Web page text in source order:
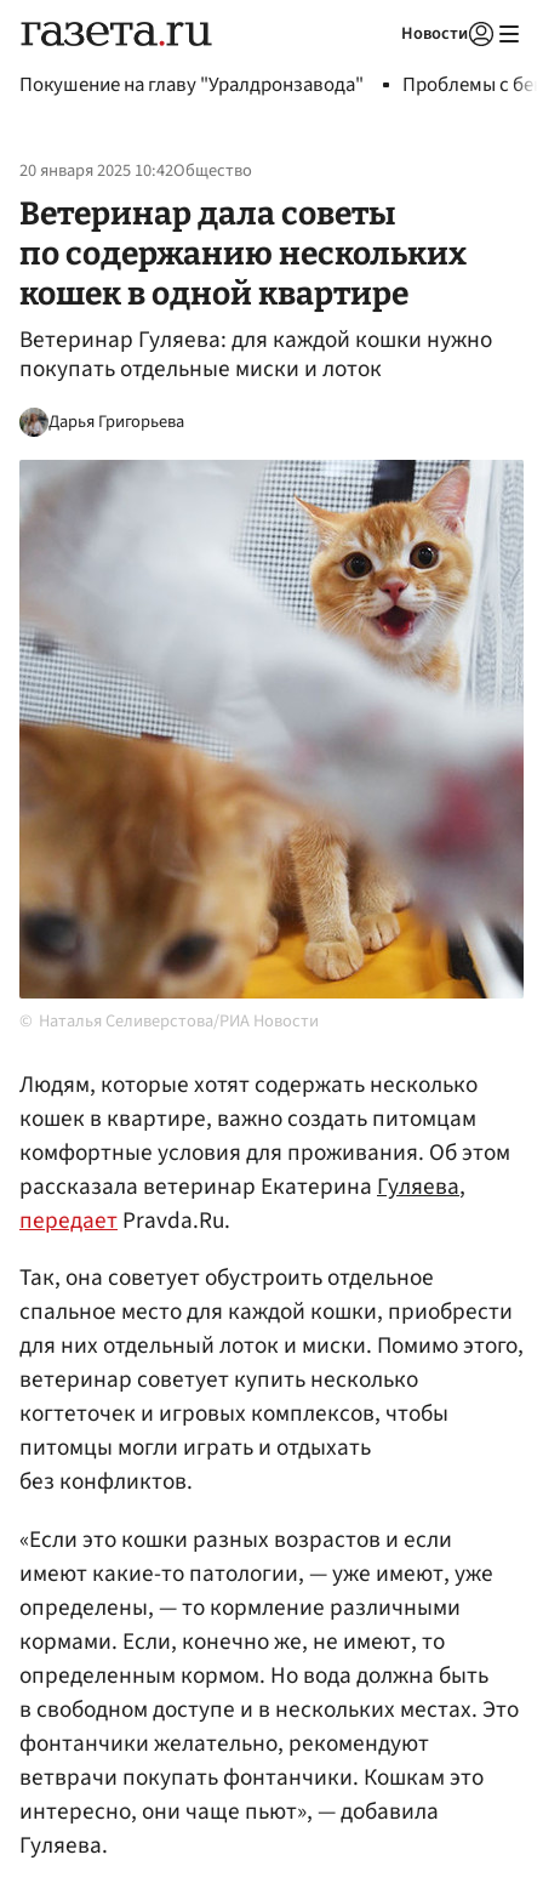
Новости
Покушение на главу "Уралдронзавода" Проблемы с
20 января 2025 10:42Общество
Ветеринар дала советы
по содержанию нескольких
кошек в одной квартире
Ветеринар Гуляева: для каждой кошки нужно
покупать отдельные миски и лоток
Дарья Григорьева
Наталья Селиверстова/РИА Новости
Людям, которые хотят содержать несколько
кошек в квартире, важно создать питомцам
комфортные условия для проживания. Об этом
рассказала ветеринар ЕкатеринаГуляева,
передаетPravda.Ru.
Так, она советует обустроить отдельное
спальное место для каждой кошки, приобрести
для них отдельный лоток и миски. Помимо этого,
ветеринар советует купить несколько
когтеточек и игровых комплексов, чтобы
питомцы могли играть и отдыхать
без конфликтов.
«Если это кошки разных возрастов и если
имеют какие-то патологии, — уже имеют, уже
определены, — то кормление различными
кормами. Если, конечно же, не имеют, то
определенным кормом. Но вода должна быть
в свободном доступе и в нескольких местах. Это
фонтанчики желательно, рекомендуют
ветврачи покупать фонтанчики. Кошкам это
интересно, они чаще пьют», — добавила
Гуляева.